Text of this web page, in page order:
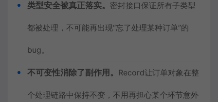
类型安全被真正落实。 密封接口保证所有子类型
都被处理，不可能再出现“忘了处理某种订单”的
bug。
不可变性消除了副作用。 Record让订单对象在整
个处理链路中保持不变，不用再担心某个环节意外